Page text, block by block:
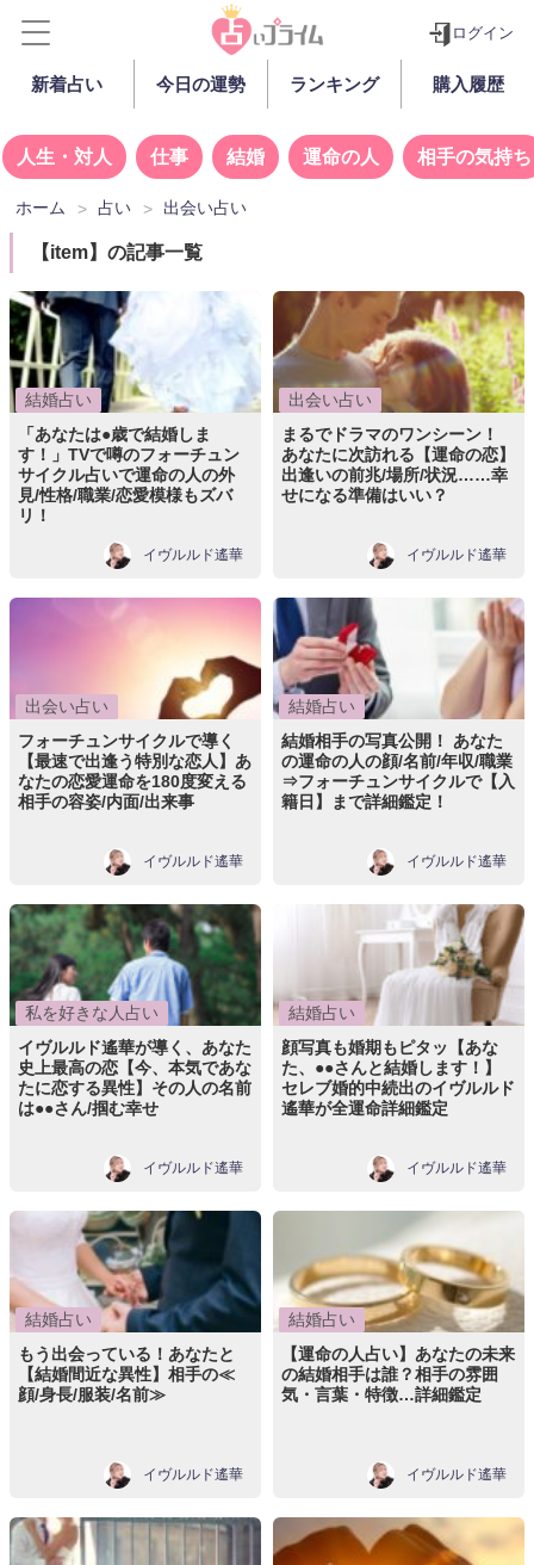
ログイン
新着占い 今日の運勢 ランキング 購入履歴
人生・対人 仕事 結婚 運命の人 相手の気持ち
ホーム 占い 出会い占い
【item】の記事一覧
結婚占い
「あなたは●歳で結婚しま
す！」TVで噂のフォーチュン
サイクル占いで運命の人の外
見/性格/職業/恋愛模様もズバ
リ！
イヴルルド遙華
出会い占い
まるでドラマのワンシーン！
あなたに次訪れる【運命の恋】
出逢いの前兆/場所/状況……幸
せになる準備はいい？
イヴルルド遙華
出会い占い
フォーチュンサイクルで導く
【最速で出逢う特別な恋人】あ
なたの恋愛運命を180度変える
相手の容姿/内面/出来事
イヴルルド遙華
結婚占い
結婚相手の写真公開！ あなた
の運命の人の顔/名前/年収/職業
⇒フォーチュンサイクルで【入
籍日】まで詳細鑑定！
イヴルルド遙華
私を好きな人占い
イヴルルド遙華が導く、あなた
史上最高の恋【今、本気であな
たに恋する異性】その人の名前
は●●さん/掴む幸せ
イヴルルド遙華
結婚占い
顔写真も婚期もピタッ【あな
た、●●さんと結婚します！】
セレブ婚的中続出のイヴルルド
遙華が全運命詳細鑑定
イヴルルド遙華
結婚占い
もう出会っている！あなたと
【結婚間近な異性】相手の≪
顔/身長/服装/名前≫
イヴルルド遙華
結婚占い
【運命の人占い】あなたの未来
の結婚相手は誰？相手の雰囲
気・言葉・特徴…詳細鑑定
イヴルルド遙華